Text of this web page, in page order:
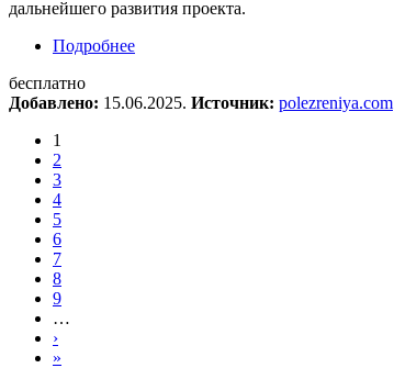
дальнейшего развития проекта.
Подробнее
бесплатно
Добавлено: 15.06.2025. Источник: polezreniya.com
1
2
3
4
5
6
7
8
9
…
›
»